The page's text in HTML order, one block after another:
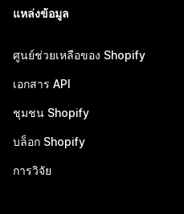
แหล่งข้อมูล
ศูนย์ช่วยเหลือของ Shopify
เอกสาร API
ชุมชน Shopify
บล็อก Shopify
การวิจัย